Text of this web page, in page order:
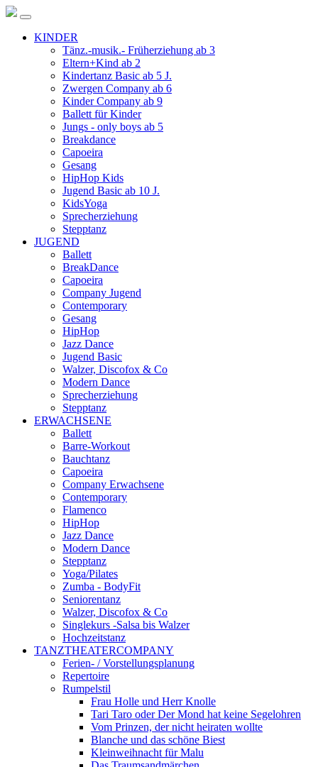
KINDER
Tänz.-musik.- Früherziehung ab 3
Eltern+Kind ab 2
Kindertanz Basic ab 5 J.
Zwergen Company ab 6
Kinder Company ab 9
Ballett für Kinder
Jungs - only boys ab 5
Breakdance
Capoeira
Gesang
HipHop Kids
Jugend Basic ab 10 J.
KidsYoga
Sprecherziehung
Stepptanz
JUGEND
Ballett
BreakDance
Capoeira
Company Jugend
Contemporary
Gesang
HipHop
Jazz Dance
Jugend Basic
Walzer, Discofox & Co
Modern Dance
Sprecherziehung
Stepptanz
ERWACHSENE
Ballett
Barre-Workout
Bauchtanz
Capoeira
Company Erwachsene
Contemporary
Flamenco
HipHop
Jazz Dance
Modern Dance
Stepptanz
Yoga/Pilates
Zumba - BodyFit
Seniorentanz
Walzer, Discofox & Co
Singlekurs -Salsa bis Walzer
Hochzeitstanz
TANZTHEATERCOMPANY
Ferien- / Vorstellungsplanung
Repertoire
Rumpelstil
Frau Holle und Herr Knolle
Tari Taro oder Der Mond hat keine Segelohren
Vom Prinzen, der nicht heiraten wollte
Blanche und das schöne Biest
Kleinweihnacht für Malu